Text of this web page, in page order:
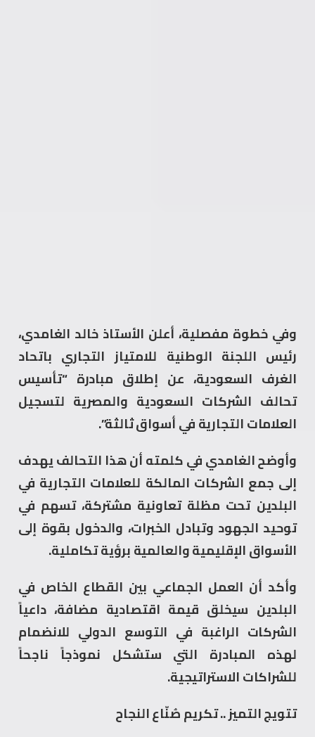
وفي خطوة مفصلية، أعلن الأستاذ خالد الغامدي،
رئيس اللجنة الوطنية للامتياز التجاري باتحاد
الغرف السعودية، عن إطلاق مبادرة “تأسيس
تحالف الشركات السعودية والمصرية لتسجيل
العلامات التجارية في أسواق ثالثة”.
وأوضح الغامدي في كلمته أن هذا التحالف يهدف
إلى جمع الشركات المالكة للعلامات التجارية في
البلدين تحت مظلة تعاونية مشتركة، تسهم في
توحيد الجهود وتبادل الخبرات، والدخول بقوة إلى
الأسواق الإقليمية والعالمية برؤية تكاملية.
وأكد أن العمل الجماعي بين القطاع الخاص في
البلدين سيخلق قيمة اقتصادية مضافة، داعياً
الشركات الراغبة في التوسع الدولي للانضمام
لهذه المبادرة التي ستشكل نموذجاً ناجحاً
للشراكات الاستراتيجية.
تتويج التميز .. تكريم صُنّاع النجاح